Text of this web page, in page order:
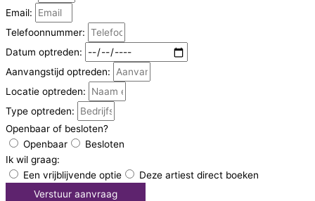
Email:
Telefoonnummer:
Datum optreden:
Aanvangstijd optreden:
Locatie optreden:
Type optreden:
Openbaar of besloten?
Openbaar
Besloten
Ik wil graag:
Een vrijblijvende optie
Deze artiest direct boeken
Verstuur aanvraag